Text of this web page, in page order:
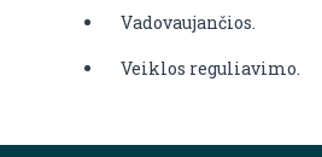
Vadovaujančios.
Veiklos reguliavimo.